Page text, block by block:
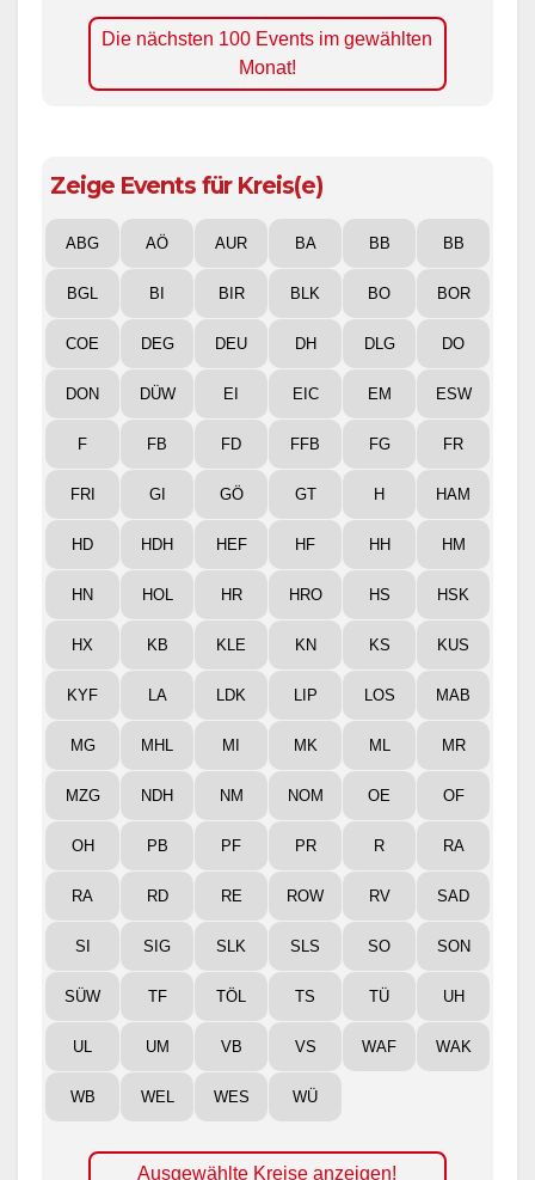
Die nächsten 100 Events im gewählten
Monat!
Zeige Events für Kreis(e)
ABG AÖ AUR BA BB BB
BGL BI BIR BLK BO BOR
COE DEG DEU DH DLG DO
DON DÜW EI EIC EM ESW
F FB FD FFB FG FR
FRI GI GÖ GT H HAM
HD HDH HEF HF HH HM
HN HOL HR HRO HS HSK
HX KB KLE KN KS KUS
KYF LA LDK LIP LOS MAB
MG MHL MI MK ML MR
MZG NDH NM NOM OE OF
OH PB PF PR R RA
RA RD RE ROW RV SAD
SI SIG SLK SLS SO SON
SÜW TF TÖL TS TÜ UH
UL UM VB VS WAF WAK
WB WEL WES WÜ
Ausgewählte Kreise anzeigen!